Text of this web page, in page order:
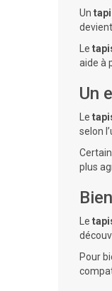
Un
Le
aide à
Un
Le
selon
plus
Le
Pour